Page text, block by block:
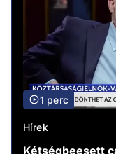
1 perc
Hírek
Kétségbeesett